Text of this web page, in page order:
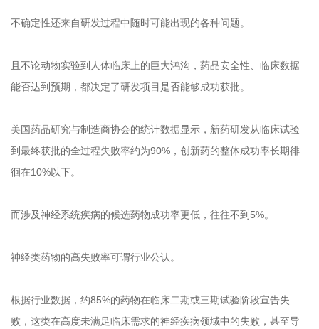
不确定性还来自研发过程中随时可能出现的各种问题。
且不论动物实验到人体临床上的巨大鸿沟，药品安全性、临床数据
能否达到预期，都决定了研发项目是否能够成功获批。
美国药品研究与制造商协会的统计数据显示，新药研发从临床试验
到最终获批的全过程失败率约为90%，创新药的整体成功率长期徘
徊在10%以下。
而涉及神经系统疾病的候选药物成功率更低，往往不到5%。
神经类药物的高失败率可谓行业公认。
根据行业数据，约85%的药物在临床二期或三期试验阶段宣告失
败，这类在高度未满足临床需求的神经疾病领域中的失败，甚至导